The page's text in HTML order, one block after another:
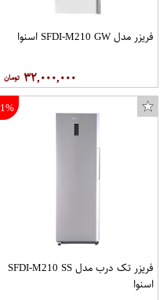
فریزر مدل SFDI-M210 GW اسنوا
۳۲,۰۰۰,۰۰۰
1%
فریزر تک درب مدل SFDI-M210 SS
اسنوا